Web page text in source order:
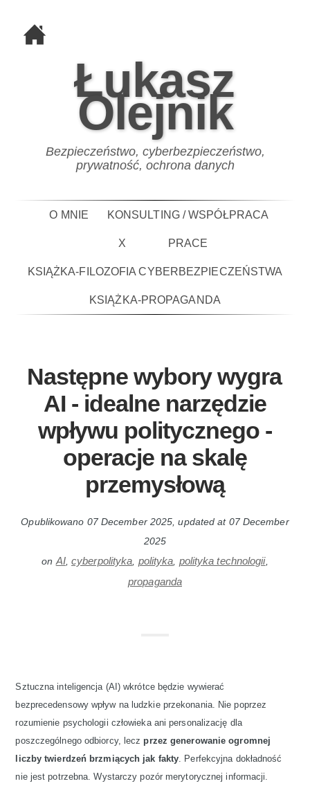
Łukasz
Olejnik
Bezpieczeństwo, cyberbezpieczeństwo,
prywatność, ochrona danych
O MNIE KONSULTING / WSPÓŁPRACA
X PRACE
KSIĄŻKA-FILOZOFIA CYBERBEZPIECZEŃSTWA
KSIĄŻKA-PROPAGANDA
Następne wybory wygra
AI - idealne narzędzie
wpływu politycznego -
operacje na skalę
przemysłową
Opublikowano 07 December 2025 , updated at 07 December
2025
on AI,cyberpolityka polityka polityka technologii,
propaganda
Sztuczna inteligencja (AI) wkrótce będzie wywierać
bezprecedensowy wpływ na ludzkie przekonania. Nie poprzez
rozumienie psychologii człowieka ani personalizację dla
poszczególnego odbiorcy, lecz przez generowanie ogromnej
liczby twierdzeń brzmiących jak fakty. Perfekcyjna dokładność
nie jest potrzebna. Wystarczy pozór merytorycznej informacji.